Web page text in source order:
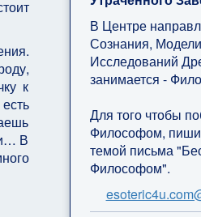
к
В
В Центре
Сознания,
Исследований
занимается -
Для того чтобы
Философом,
темой письма
Философом".